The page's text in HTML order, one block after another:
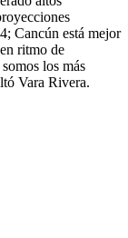
Cancún está mejor
ritmo de
los más
Vara Rivera.